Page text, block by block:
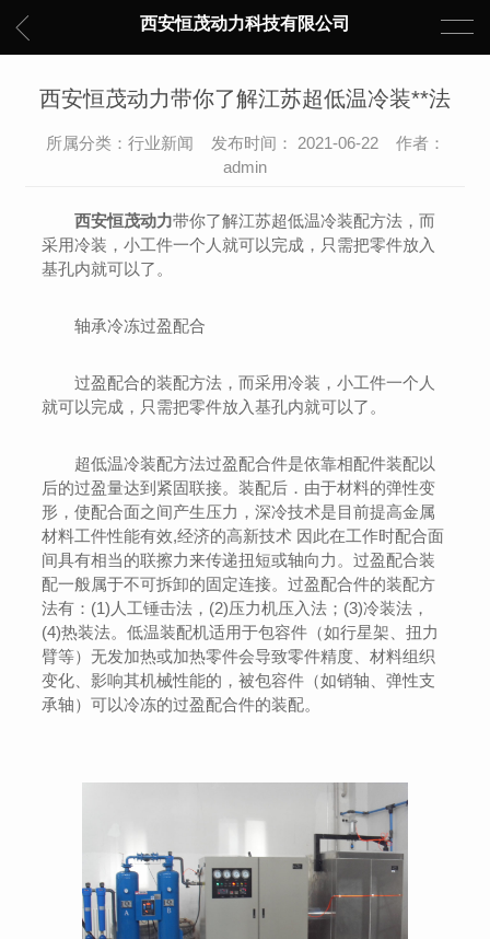
西安恒茂动力科技有限公司
西安恒茂动力带你了解江苏超低温冷装**法
所属分类：行业新闻 发布时间： 2021-06-22 作者：
admin
西安恒茂动力带你了解江苏超低温冷装配方法，而
采用冷装，小工件一个人就可以完成，只需把零件放入
基孔内就可以了。
轴承冷冻过盈配合
过盈配合的装配方法，而采用冷装，小工件一个人
就可以完成，只需把零件放入基孔内就可以了。
超低温冷装配方法过盈配合件是依靠相配件装配以
后的过盈量达到紧固联接。装配后．由于材料的弹性变
形，使配合面之间产生压力，深冷技术是目前提高金属
材料工件性能有效,经济的高新技术 因此在工作时配合面
间具有相当的联擦力来传递扭短或轴向力。过盈配合装
配一般属于不可拆卸的固定连接。过盈配合件的装配方
法有：(1)人工锤击法，(2)压力机压入法；(3)冷装法，
(4)热装法。低温装配机适用于包容件（如行星架、扭力
臂等）无发加热或加热零件会导致零件精度、材料组织
变化、影响其机械性能的，被包容件（如销轴、弹性支
承轴）可以冷冻的过盈配合件的装配。